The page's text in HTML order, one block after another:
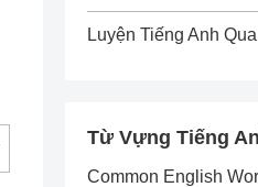
Luyện Tiếng Anh
Từ Vựng Tiếng
Common English